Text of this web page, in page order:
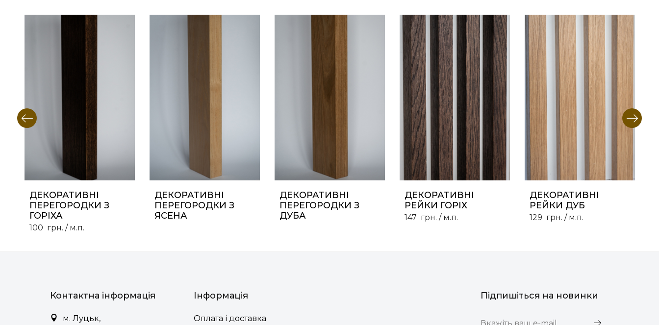
ДЕКОРАТИВНІ
ПЕРЕГОРОДКИ З
ГОРІХА
100 грн. / м.п.
ДЕКОРАТИВНІ
ПЕРЕГОРОДКИ З
ЯСЕНА
ДЕКОРАТИВНІ
ПЕРЕГОРОДКИ З
ДУБА
ДЕКОРАТИВНІ
РЕЙКИ ГОРІХ
147 грн. / м.п.
ДЕКОРАТИВНІ
РЕЙКИ ДУБ
129 грн. / м.п.
Контактна інформація
м. Луцьк,
Інформація
Оплата і доставка
Підпишіться на новинки